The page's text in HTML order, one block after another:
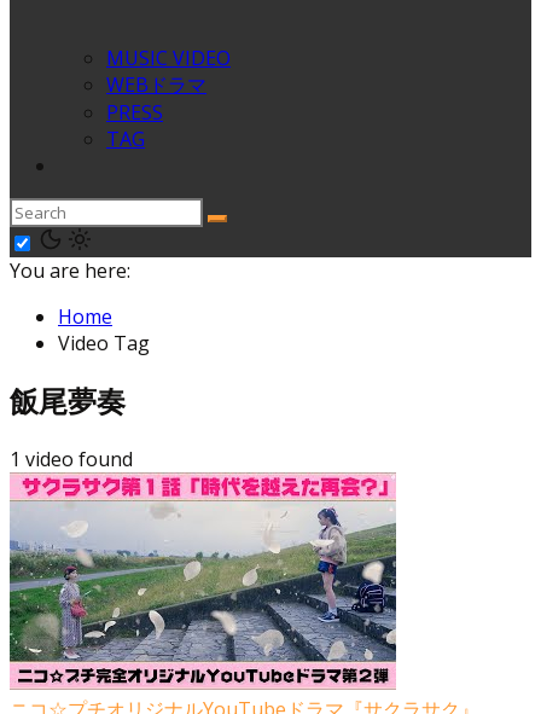
MUSIC VIDEO
WEBドラマ
PRESS
TAG
You are here:
Home
Video Tag
飯尾夢奏
1 video found